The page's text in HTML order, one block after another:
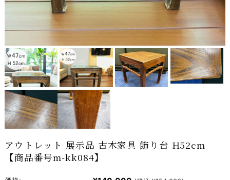
アウトレット 展示品 古木家具 飾り台 H52cm
【商品番号m-kk084】